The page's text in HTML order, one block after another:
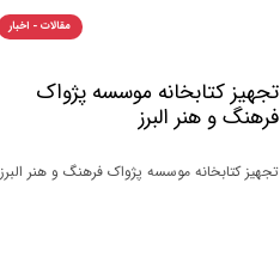
مقالات - اخبار
تجهیز کتابخانه موسسه پژواک
فرهنگ و هنر البرز
تجهیز کتابخانه موسسه پژواک فرهنگ و هنر البرز